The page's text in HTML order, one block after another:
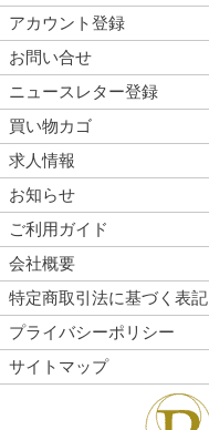
アカウント登録
お問い合せ
ニュースレター登録
買い物カゴ
求人情報
お知らせ
ご利用ガイド
会社概要
特定商取引法に基づく表記
プライバシーポリシー
サイトマップ